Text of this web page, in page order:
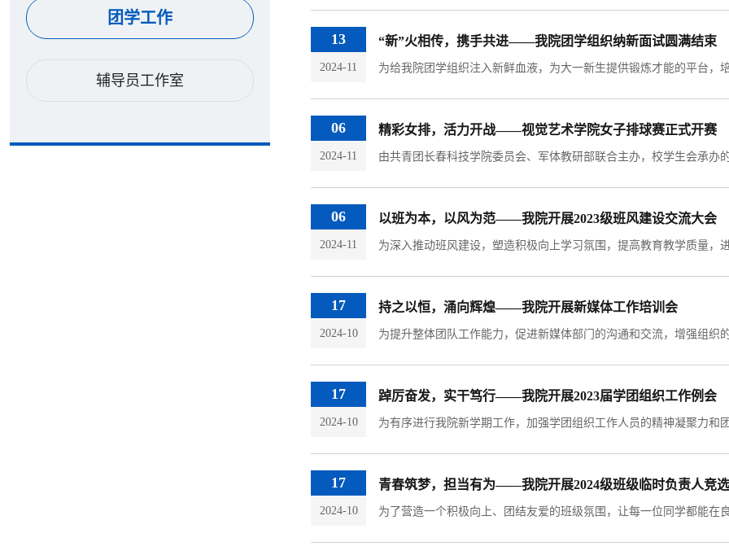
团学工作
辅导员工作室
13
2024-11
“新”火相传，携手共进——我院团学组织纳新面试圆满结束
06
2024-11
精彩女排，活力开战——视觉艺术学院女子排球赛正式开赛
06
2024-11
以班为本，以风为范——我院开展2023级班风建设交流大会
17
2024-10
持之以恒，涌向辉煌——我院开展新媒体工作培训会
17
2024-10
踔厉奋发，实干笃行——我院开展2023届学团组织工作例会
17
2024-10
青春筑梦，担当有为——我院开展2024级班级临时负责人竞